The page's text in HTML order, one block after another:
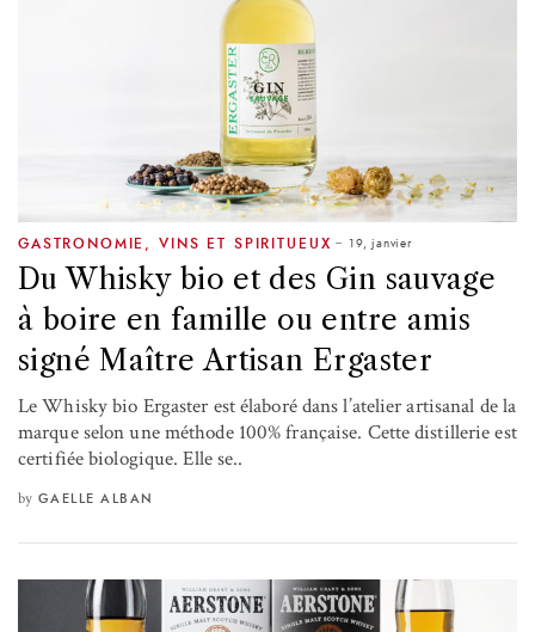
GASTRONOMIE ,VINS ET SPIRITUEUX 19, janvier
Du Whisky bio et des Gin sauvage
à boire en famille ou entre amis
signé Maître Artisan Ergaster
Le Whisky bio Ergaster est élaboré dans l’atelier artisanal de la
marque selon une méthode 100% française. Cette distillerie est
certifiée biologique. Elle se..
by GAELLE ALBAN